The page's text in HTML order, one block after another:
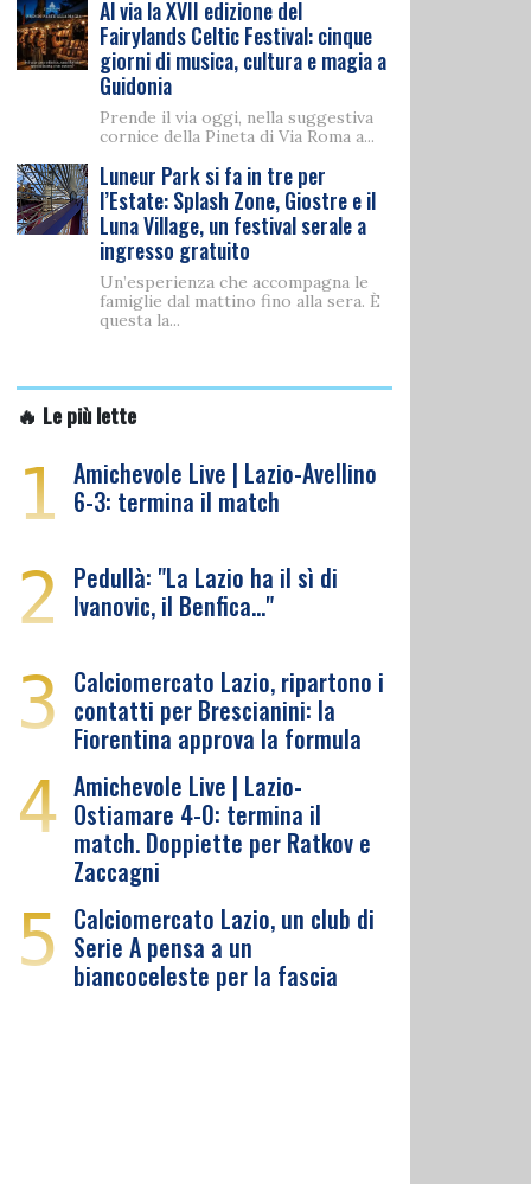
Al via la XVII edizione del
Fairylands Celtic Festival: cinque
giorni di musica, cultura e magia a
Guidonia
Prende il via oggi, nella suggestiva
cornice della Pineta di Via Roma a...
Luneur Park si fa in tre per
l’Estate: Splash Zone, Giostre e il
Luna Village, un festival serale a
ingresso gratuito
Un’esperienza che accompagna le
famiglie dal mattino fino alla sera. È
questa la...
🔥 Le più lette
1 Amichevole Live | Lazio-Avellino
6-3: termina il match
2 Pedullà: "La Lazio ha il sì di
Ivanovic, il Benfica…"
3 Calciomercato Lazio, ripartono i
contatti per Brescianini: la
Fiorentina approva la formula
4 Amichevole Live | Lazio-
Ostiamare 4-0: termina il
match. Doppiette per Ratkov e
Zaccagni
5 Calciomercato Lazio, un club di
Serie A pensa a un
biancoceleste per la fascia